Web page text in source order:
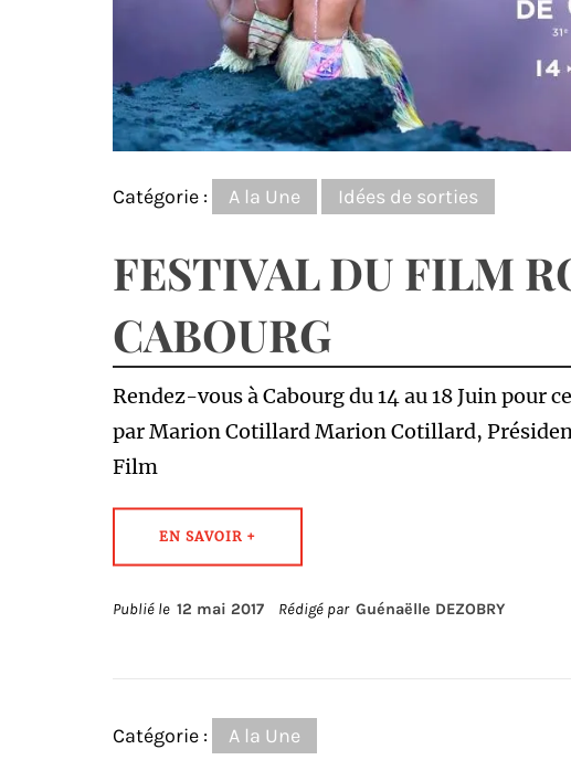
Catégorie : A la Une Idées de sorties
FESTIVAL DU FILM
CABOURG
Rendez-vous à Cabourg du 14 au 18 Juin pour
par Marion Cotillard Marion Cotillard,
Film
EN SAVOIR +
Publié le 12 mai 2017 Rédigé par Guénaëlle DEZOBRY
Catégorie : A la Une